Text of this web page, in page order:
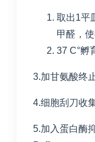
取出1平
甲醛，
37 C°孵
3.加甘氨酸终
4.细胞刮刀收
5.加入蛋白酶